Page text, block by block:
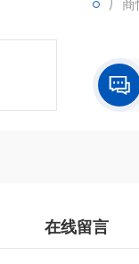
厂商
在线留言